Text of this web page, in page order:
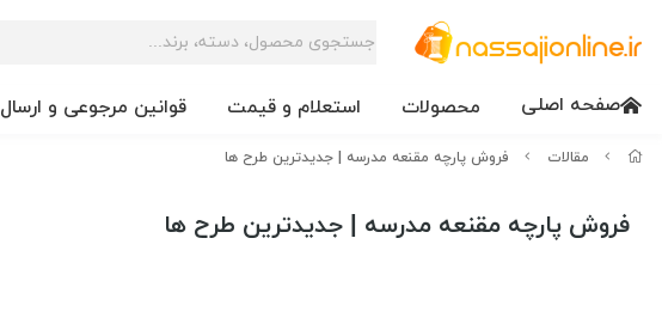
صفحه اصلی محصولات استعلام و قیمت قوانین مرجوعی و ارسال
مقالات فروش پارچه مقنعه مدرسه | جدیدترین طرح ها
فروش پارچه مقنعه مدرسه | جدیدترین طرح ها